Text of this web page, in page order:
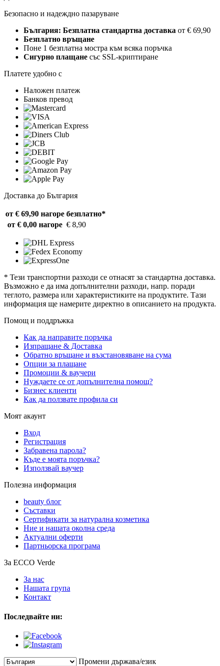
Безопасно и надеждно пазаруване
България: Безплатна стандартна доставка от € 69,90
Безплатно връщане
Поне 1 безплатна мостра към всяка поръчка
Сигурно плащане със SSL-криптиране
Платете удобно с
Наложен платеж
Банков превод
Доставка до България
от € 69,90 нагоре безплатно*
от € 0,00 нагоре € 8,90
* Тези транспортни разходи се отнасят за стандартна доставка.
Възможно е да има допълнителни разходи, напр. поради
теглото, размера или характеристиките на продуктите. Тази
информация ще намерите директно в описанието на продукта.
Помощ и поддръжка
Как да направите поръчка
Изпращане & Доставка
Обратно връщане и възстановяване на сума
Опции за плащане
Промоции & ваучери
Нуждаете се от допълнителна помощ?
Бизнес клиенти
Как да ползвате профила си
Моят акаунт
Вход
Регистрация
Забравена парола?
Къде е моята поръчка?
Използвай ваучер
Полезна информация
beauty блог
Съставки
Сертификати за натурална козметика
Ние и нашата околна среда
Актуални оферти
Партньорска програма
За ECCO Verde
За нас
Нашата група
Контакт
Последвайте ни:
Промени държава/език